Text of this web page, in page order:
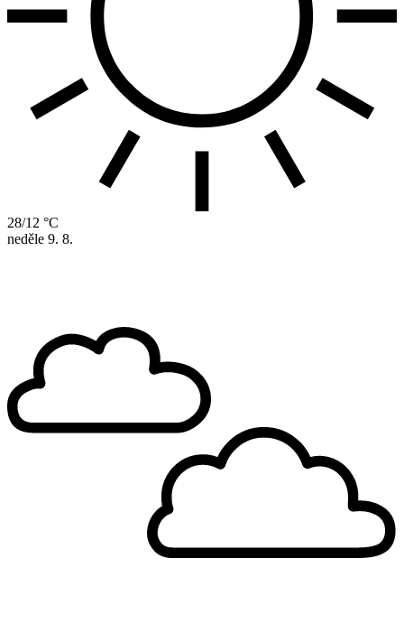
28/12 °C
neděle 9. 8.